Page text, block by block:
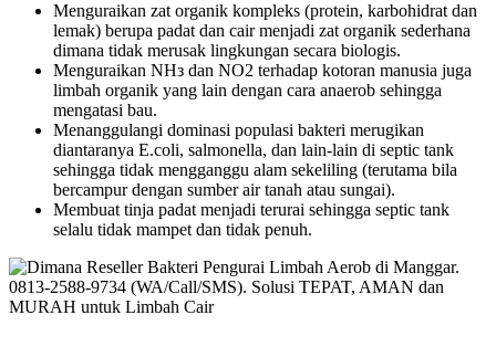
Menguraikan zat organik kompleks (protein, karbohidrat dan
lemak) berupa padat dan cair menjadi zat organik sederhana
dimana tidak merusak lingkungan secara biologis.
Menguraikan NHз dan NO2 terhadap kotoran manusia juga
limbah organik yang lain dengan cara anaerob sehingga
mengatasi bau.
Menanggulangi dominasi populasi bakteri merugikan
diantaranya E.coli, salmonella, dan lain-lain di septic tank
sehingga tidak mengganggu alam sekeliling (terutama bila
bercampur dengan sumber air tanah atau sungai).
Membuat tinja padat menjadi terurai sehingga septic tank
selalu tidak mampet dan tidak penuh.